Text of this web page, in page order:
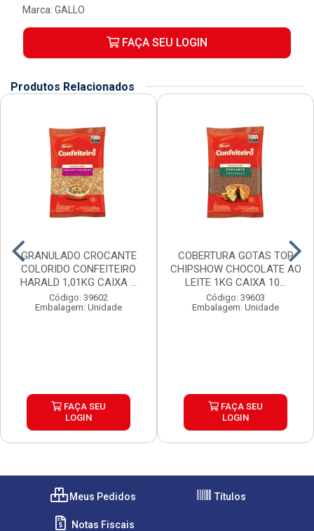
Marca: GALLO
FAÇA SEU LOGIN
Produtos Relacionados
GRANULADO CROCANTE
COLORIDO CONFEITEIRO
HARALD 1,01KG CAIXA ...
Código: 39602
Embalagem: Unidade
FAÇA SEU
LOGIN
COBERTURA GOTAS TOP
CHIPSHOW CHOCOLATE AO
LEITE 1KG CAIXA 10...
Código: 39603
Embalagem: Unidade
FAÇA SEU
LOGIN
Meus Pedidos Títulos
Notas Fiscais